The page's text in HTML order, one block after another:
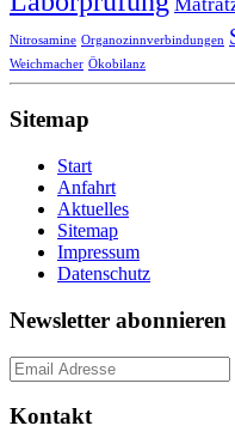
Nitrosamine Organozinnverbindungen
Weichmacher Ökobilanz
Sitemap
Start
Anfahrt
Aktuelles
Sitemap
Impressum
Datenschutz
Newsletter abonnieren
Kontakt